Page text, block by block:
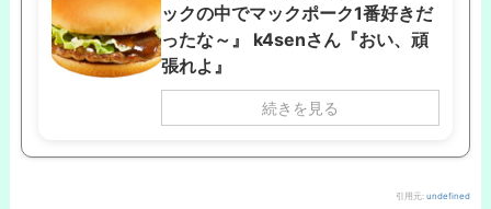
ックの中でマックポーク1番好きだ
ったな～』 k4senさん『おい、頑
張れよ』
続きを見る
引用元: undefined